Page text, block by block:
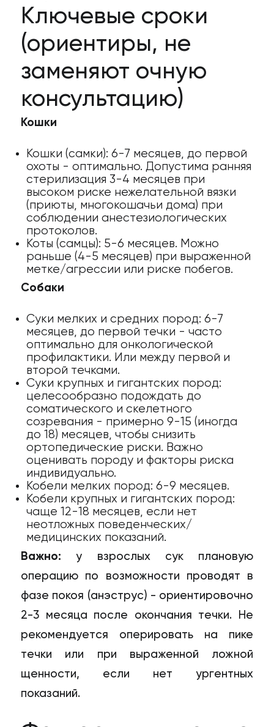
Ключевые сроки
(ориентиры, не
заменяют очную
консультацию)
Кошки
Кошки (самки): 6-7 месяцев, до первой
охоты - оптимально. Допустима ранняя
стерилизация 3-4 месяцев при
высоком риске нежелательной вязки
(приюты, многокошачьи дома) при
соблюдении анестезиологических
протоколов.
Коты (самцы): 5-6 месяцев. Можно
раньше (4-5 месяцев) при выраженной
метке/агрессии или риске побегов.
Собаки
Суки мелких и средних пород: 6-7
месяцев, до первой течки - часто
оптимально для онкологической
профилактики. Или между первой и
второй течками.
Суки крупных и гигантских пород:
целесообразно подождать до
соматического и скелетного
созревания - примерно 9-15 (иногда
до 18) месяцев, чтобы снизить
ортопедические риски. Важно
оценивать породу и факторы риска
индивидуально.
Кобели мелких пород: 6-9 месяцев.
Кобели крупных и гигантских пород:
чаще 12-18 месяцев, если нет
неотложных поведенческих/
медицинских показаний.
Важно: у взрослых сук плановую
операцию по возможности проводят в
фазе покоя (анэструс) - ориентировочно
2-3 месяца после окончания течки. Не
рекомендуется оперировать на пике
течки или при выраженной ложной
щенности, если нет ургентных
показаний.